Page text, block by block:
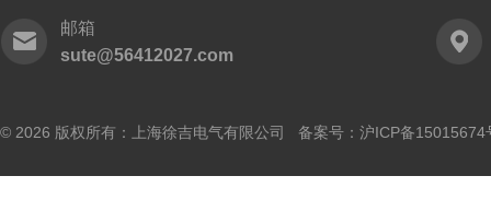
邮箱
sute@56412027.com
© 2026 版权所有：上海徐吉电气有限公司 备案号： 沪ICP备15015674